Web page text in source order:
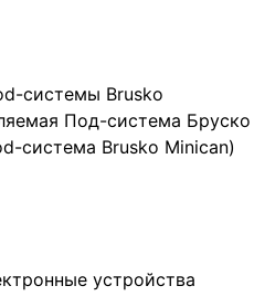
системы Brusko
Под-система Бруско
система Brusko Minican)
устройства